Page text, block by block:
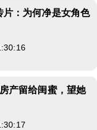
片：为何净是女角色
产留给闺蜜，望她